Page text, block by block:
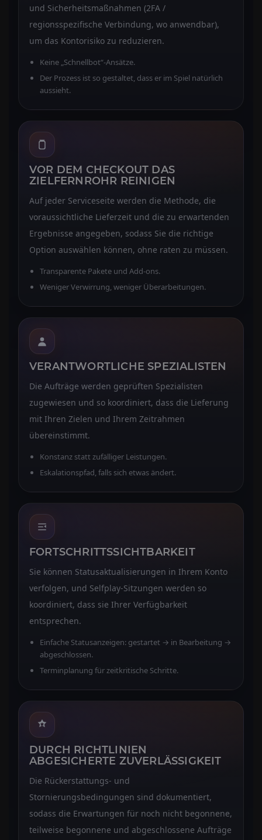
und Sicherheitsmaßnahmen (2FA /
regionsspezifische Verbindung, wo anwendbar),
um das Kontorisiko zu reduzieren.
Keine „Schnellbot“-Ansätze.
Der Prozess ist so gestaltet, dass er im Spiel natürlich
aussieht.
VOR DEM CHECKOUT DAS
ZIELFERNROHR REINIGEN
Auf jeder Serviceseite werden die Methode, die
voraussichtliche Lieferzeit und die zu erwartenden
Ergebnisse angegeben, sodass Sie die richtige
Option auswählen können, ohne raten zu müssen.
Transparente Pakete und Add-ons.
Weniger Verwirrung, weniger Überarbeitungen.
VERANTWORTLICHE SPEZIALISTEN
Die Aufträge werden geprüften Spezialisten
zugewiesen und so koordiniert, dass die Lieferung
mit Ihren Zielen und Ihrem Zeitrahmen
übereinstimmt.
Konstanz statt zufälliger Leistungen.
Eskalationspfad, falls sich etwas ändert.
FORTSCHRITTSSICHTBARKEIT
Sie können Statusaktualisierungen in Ihrem Konto
verfolgen, und Selfplay-Sitzungen werden so
koordiniert, dass sie Ihrer Verfügbarkeit
entsprechen.
Einfache Statusanzeigen: gestartet → in Bearbeitung →
abgeschlossen.
Terminplanung für zeitkritische Schritte.
DURCH RICHTLINIEN
ABGESICHERTE ZUVERLÄSSIGKEIT
Die Rückerstattungs- und
Stornierungsbedingungen sind dokumentiert,
sodass die Erwartungen für noch nicht begonnene,
teilweise begonnene und abgeschlossene Aufträge